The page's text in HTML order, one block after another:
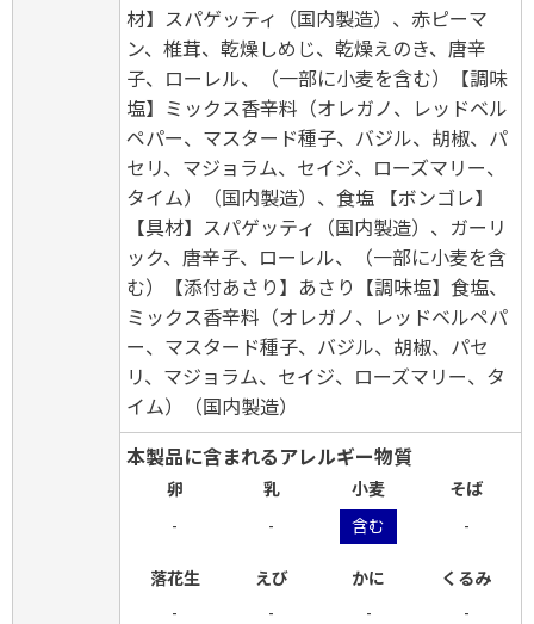
材】スパゲッティ（国内製造）、赤ピーマ
ン、椎茸、乾燥しめじ、乾燥えのき、唐辛
子、ローレル、（一部に小麦を含む）【調味
塩】ミックス香辛料（オレガノ、レッドベル
ペパー、マスタード種子、バジル、胡椒、パ
セリ、マジョラム、セイジ、ローズマリー、
タイム）（国内製造）、食塩 【ボンゴレ】
【具材】スパゲッティ（国内製造）、ガーリ
ック、唐辛子、ローレル、（一部に小麦を含
む）【添付あさり】あさり【調味塩】食塩、
ミックス香辛料（オレガノ、レッドベルペパ
ー、マスタード種子、バジル、胡椒、パセ
リ、マジョラム、セイジ、ローズマリー、タ
イム）（国内製造）
本製品に含まれるアレルギー物質
卵 乳 小麦
そば
-
- 含む -
落花生 えび かに
くるみ
-
- - -